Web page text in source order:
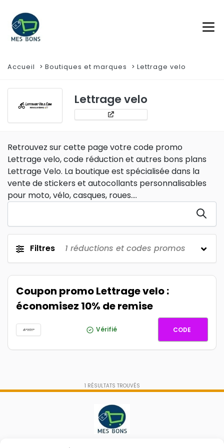
Accueil Boutiques et marques Lettrage velo
Lettrage velo
Retrouvez sur cette page votre code promo
Lettrage velo, code réduction et autres bons plans
Lettrage Velo. La boutique est spécialisée dans la
vente de stickers et autocollants personnalisables
pour moto, vélo, casques, roues....
Filtres 1 réductions et codes promos
Coupon promo Lettrage velo :
économisez 10% de remise
Vérifié TRAD10
CODE
1 RÉSULTATS TROUVÉS